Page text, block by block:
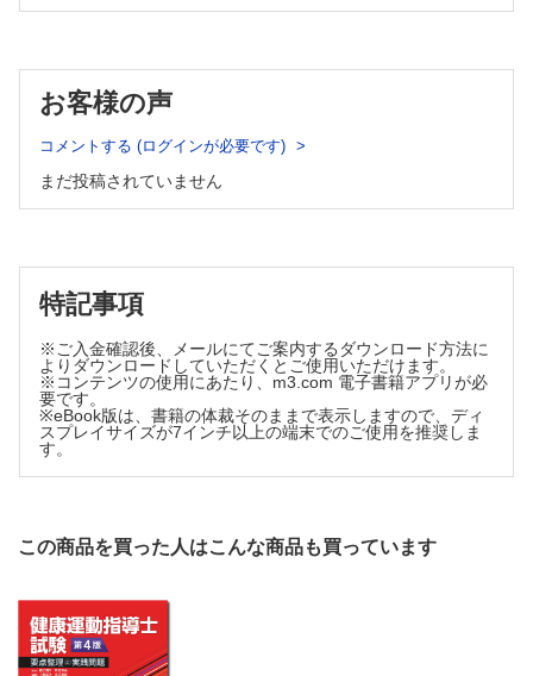
お客様の声
コメントする (ログインが必要です)
まだ投稿されていません
特記事項
※ご入金確認後、メールにてご案内するダウンロード方法に
よりダウンロードしていただくとご使用いただけます。
※コンテンツの使用にあたり、m3.com 電子書籍アプリが必
要です。
※eBook版は、書籍の体裁そのままで表示しますので、ディ
スプレイサイズが7インチ以上の端末でのご使用を推奨しま
す。
この商品を買った人はこんな商品も買っています